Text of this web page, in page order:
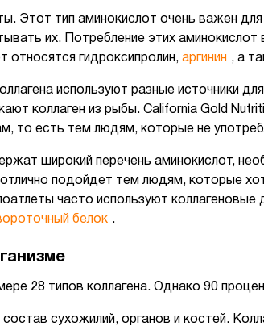
Этот тип аминокислот очень важен
их. Потребление этих
относятся гидроксипролин, аргинин , а
используют разные источники
коллаген из рыбы. California Gold
то есть тем людям, которые не
широкий перечень аминокислот,
подойдет тем людям, которые
часто используют
белок .
28 типов коллагена. Однако 90
состав сухожилий, органов и костей.